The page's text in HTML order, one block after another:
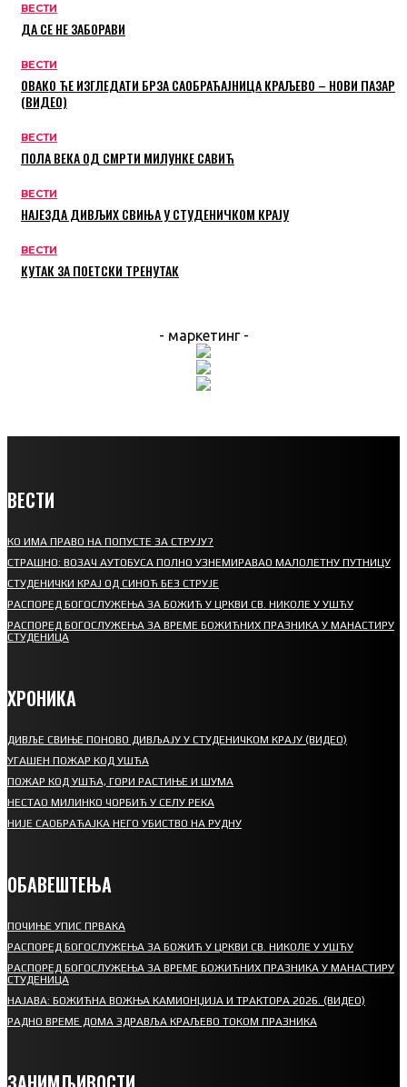
ВЕСТИ
ДА СЕ НЕ ЗАБОРАВИ
ВЕСТИ
ОВАКО ЋЕ ИЗГЛЕДАТИ БРЗА САОБРАЋАЈНИЦА КРАЉЕВО – НОВИ ПАЗАР
(ВИДЕО)
ВЕСТИ
ПОЛА ВЕКА ОД СМРТИ МИЛУНКЕ САВИЋ
ВЕСТИ
НАЈЕЗДА ДИВЉИХ СВИЊА У СТУДЕНИЧКОМ КРАЈУ
ВЕСТИ
КУТАК ЗА ПОЕТСКИ ТРЕНУТАК
- маркетинг -
ВЕСТИ
КО ИМА ПРАВО НА ПОПУСТЕ ЗА СТРУЈУ?
СТРАШНО: ВОЗАЧ АУТОБУСА ПОЛНО УЗНЕМИРАВАО МАЛОЛЕТНУ ПУТНИЦУ
СТУДЕНИЧКИ КРАЈ ОД СИНОЋ БЕЗ СТРУЈЕ
РАСПОРЕД БОГОСЛУЖЕЊА ЗА БОЖИЋ У ЦРКВИ СВ. НИКОЛЕ У УШЋУ
РАСПОРЕД БОГОСЛУЖЕЊА ЗА ВРЕМЕ БОЖИЋНИХ ПРАЗНИКА У МАНАСТИРУ
СТУДЕНИЦА
ХРОНИКА
ДИВЉЕ СВИЊЕ ПОНОВО ДИВЉАЈУ У СТУДЕНИЧКОМ КРАЈУ (ВИДЕО)
УГАШЕН ПОЖАР КОД УШЋА
ПОЖАР КОД УШЋА, ГОРИ РАСТИЊЕ И ШУМА
НЕСТАО МИЛИНКО ЧОРБИЋ У СЕЛУ РЕКА
НИЈЕ САОБРАЋАЈКА НЕГО УБИСТВО НА РУДНУ
ОБАВЕШТЕЊА
ПОЧИЊЕ УПИС ПРВАКА
РАСПОРЕД БОГОСЛУЖЕЊА ЗА БОЖИЋ У ЦРКВИ СВ. НИКОЛЕ У УШЋУ
РАСПОРЕД БОГОСЛУЖЕЊА ЗА ВРЕМЕ БОЖИЋНИХ ПРАЗНИКА У МАНАСТИРУ
СТУДЕНИЦА
НАЈАВА: БОЖИЋНА ВОЖЊА КАМИОНЏИЈА И ТРАКТОРА 2026. (ВИДЕО)
РАДНО ВРЕМЕ ДОМА ЗДРАВЉА КРАЉЕВО ТОКОМ ПРАЗНИКА